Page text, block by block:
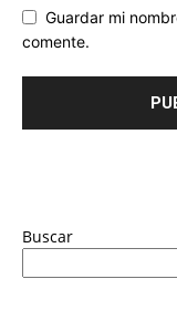
Guardar mi
comente.
Buscar